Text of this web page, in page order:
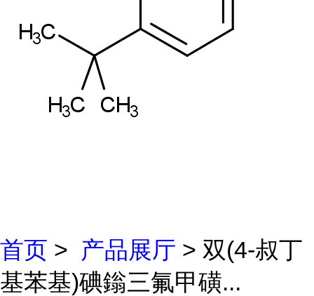
首页 > 产品展厅 > 双(4-叔丁
基苯基)碘鎓三氟甲磺...